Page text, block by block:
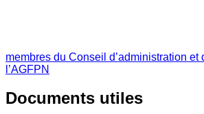
membres du Conseil d’administration et
l’AGFPN
Documents utiles